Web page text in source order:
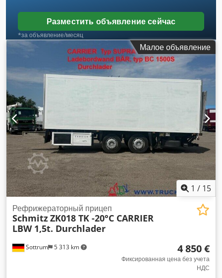
Разместить объявление сейчас
*за объявление/месяц
Малое объявление
1 / 15
Sottrum 5 313 km
Рефрижераторный прицеп
SchmitzZK018 TK -20°C CARRIER
LBW 1,5t. Durchlader
4 850 €
Фиксированная цена без учета
НДС